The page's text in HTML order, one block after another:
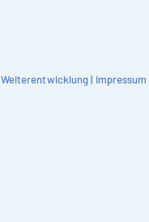
Weiterentwicklung| Impressum